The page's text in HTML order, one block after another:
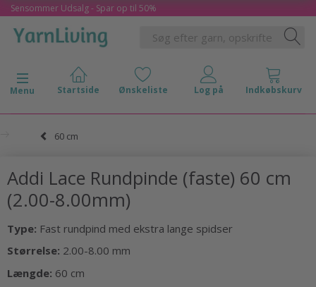
Sensommer Udsalg - Spar op til 50%
Skifte navigation
Menu
60 cm
Addi Lace Rundpinde (faste) 60 cm
(2.00-8.00mm)
Type: Fast rundpind med ekstra lange spidser
Størrelse: 2.00-8.00 mm
Længde: 60 cm